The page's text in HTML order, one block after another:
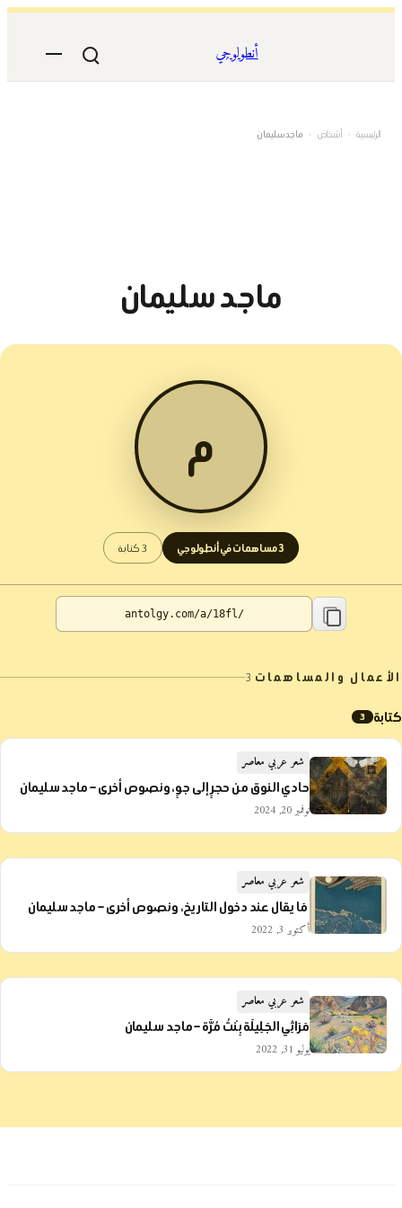
المحتوى
أنطولوجي
الرئيسية › أشخاص › ماجد سليمان
ماجد سليمان
م
3 مساهمات في أنطولوجي 3 كتابة
الأعمال والمساهمات 3
كتابة 3
شعر عربي معاصر
حادي النوق من حجرٍ إلى جوٍ، ونصوص أخرى – ماجد سليمان
نوفمبر 20, 2024
شعر عربي معاصر
مَا يقال عند دخول التاريخ، ونصوص أخرى – ماجد سليمان
أكتوبر 3, 2022
شعر عربي معاصر
مَرَاثِي الجَلِيلَة بِنْتُ مُرَّة – ماجد سليمان
يوليو 31, 2022